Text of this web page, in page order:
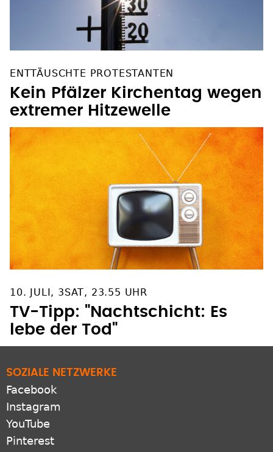
ENTTÄUSCHTE PROTESTANTEN
Kein Pfälzer Kirchentag wegen
extremer Hitzewelle
10. JULI, 3SAT, 23.55 UHR
TV-Tipp: "Nachtschicht: Es
lebe der Tod"
SOZIALE NETZWERKE
Facebook
Instagram
YouTube
Pinterest